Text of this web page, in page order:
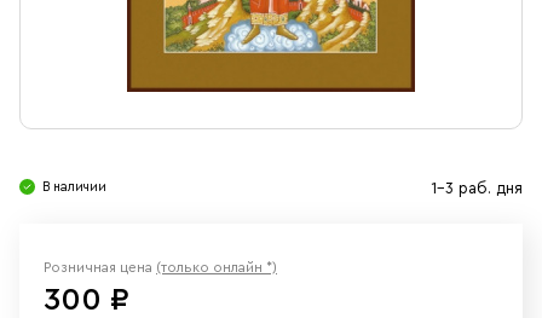
В наличии 1-3 раб. дня
Розничная цена (только онлайн *)
300 ₽